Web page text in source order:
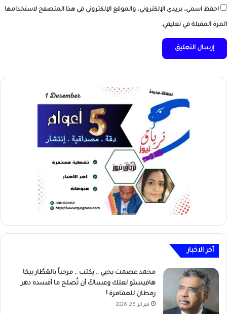
احفظ اسمي، بريدي الإلكتروني، والموقع الإلكتروني في هذا المتصفح لاستخدامها
المرة المقبلة في تعليقي.
أخر الاخبار
محمد عصمت يحيي .. يكتب .. مرحباً بالعَطّار بيكا
هافيستو لعلك وعساكَ أن تُصلح ما أفسده دهر
رمطان للعمامرة !
فبراير 26, 2026